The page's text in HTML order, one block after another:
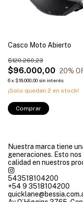
Casco Moto Abierto
$96.000,00
$120.260,23
20%
6x $16.000,00 sin interés
¡Solo quedan 2 en stock!
Comprar
Nuestra marca tiene
generaciones. Esto
calidad en nuestros
543518104200
+54 9 3518104200